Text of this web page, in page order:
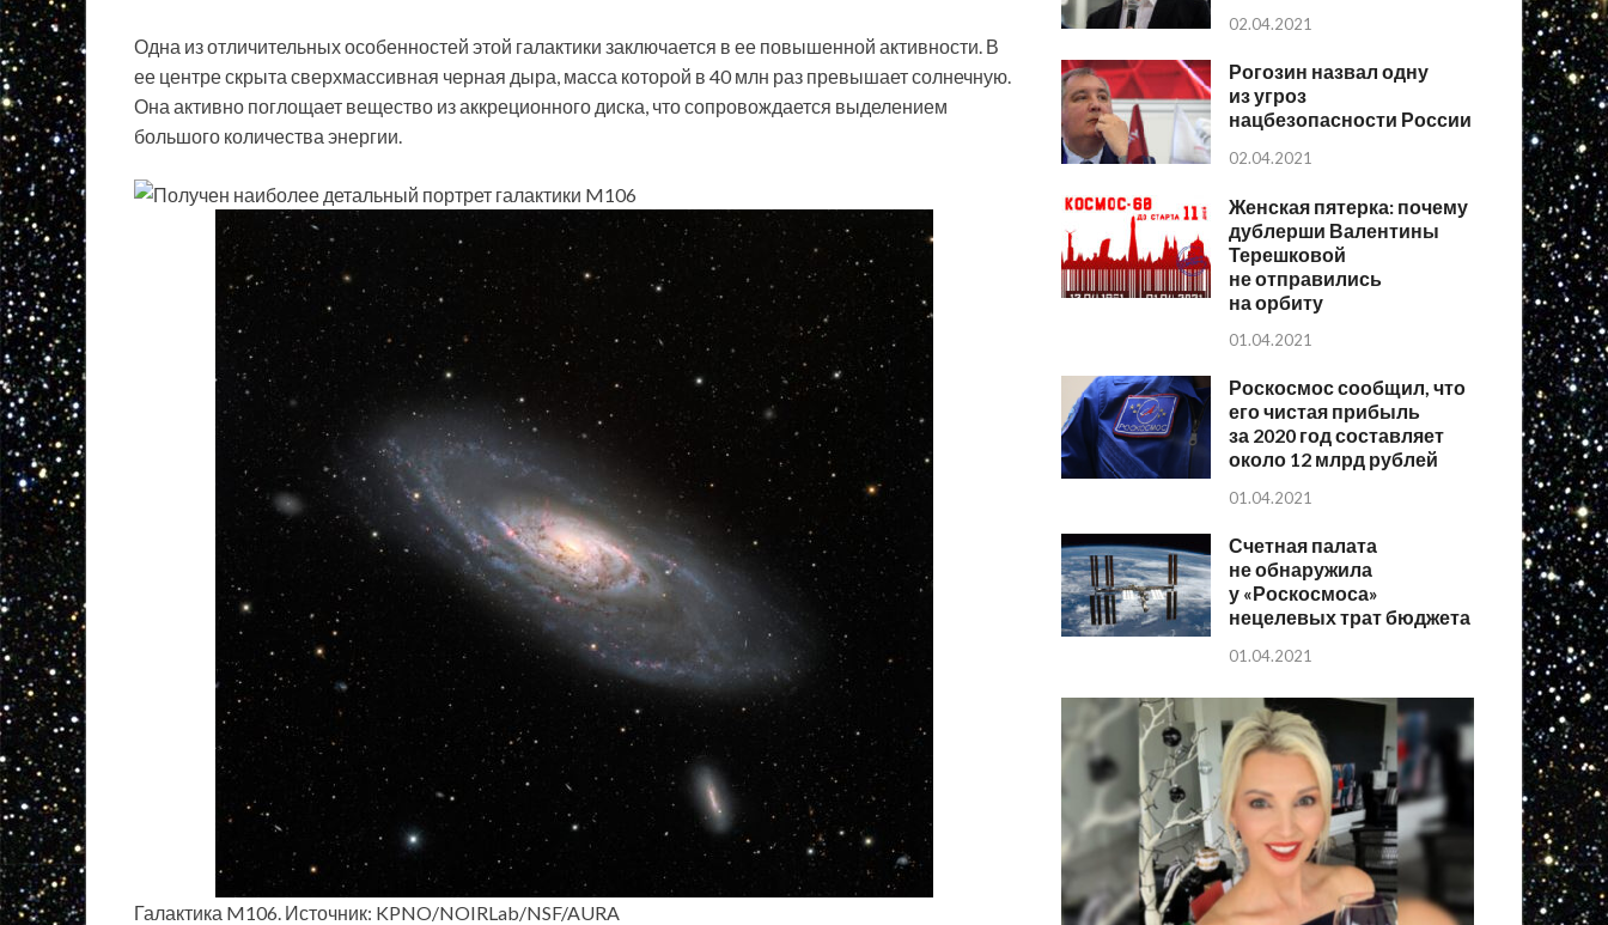
Одна из отличительных особенностей этой галактики заключается в ее повышенной активности. В
ее центре скрыта сверхмассивная черная дыра, масса которой в 40 млн раз превышает солнечную.
Она активно поглощает вещество из аккреционного диска, что сопровождается выделением
большого количества энергии.
Галактика M106. Источник: KPNO/NOIRLab/NSF/AURA
02.04.2021
Рогозин назвал одну
из угроз
нацбезопасности России
02.04.2021
Женская пятерка: почему
дублерши Валентины
Терешковой
не отправились
на орбиту
01.04.2021
Роскосмос сообщил, что
его чистая прибыль
за 2020 год составляет
около 12 млрд рублей
01.04.2021
Счетная палата
не обнаружила
у «Роскосмоса»
нецелевых трат бюджета
01.04.2021